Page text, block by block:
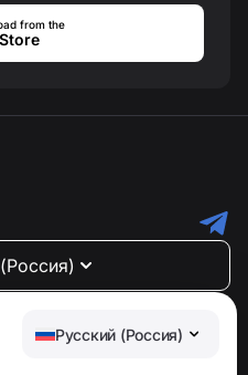
Русский (Россия)
from the
для защиты от
и нежелательных